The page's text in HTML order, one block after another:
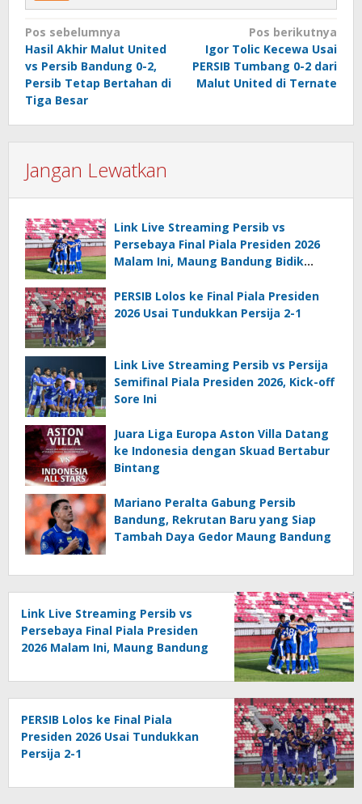
Navigasi
pos
Pos sebelumnya
Hasil Akhir Malut United
vs Persib Bandung 0-2,
Persib Tetap Bertahan di
Tiga Besar
Pos berikutnya
Igor Tolic Kecewa Usai
PERSIB Tumbang 0-2 dari
Malut United di Ternate
Jangan Lewatkan
Link Live Streaming Persib vs
Persebaya Final Piala Presiden 2026
Malam Ini, Maung Bandung Bidik
PERSIB Lolos ke Final Piala Presiden
2026 Usai Tundukkan Persija 2-1
Link Live Streaming Persib vs Persija
Semifinal Piala Presiden 2026, Kick-off
Sore Ini
Juara Liga Europa Aston Villa Datang
ke Indonesia dengan Skuad Bertabur
Bintang
Mariano Peralta Gabung Persib
Bandung, Rekrutan Baru yang Siap
Tambah Daya Gedor Maung Bandung
Link Live Streaming Persib vs
Persebaya Final Piala Presiden
2026 Malam Ini, Maung Bandung
PERSIB Lolos ke Final Piala
Presiden 2026 Usai Tundukkan
Persija 2-1